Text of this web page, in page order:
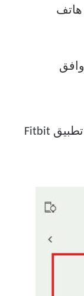
هاتف
ستبدأ في رؤية بيانات الخطوات في تطبيق Fitbit